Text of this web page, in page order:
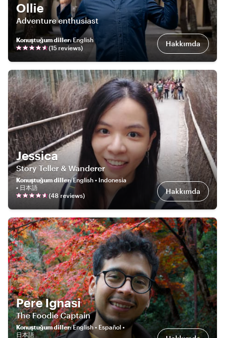
Ollie
Adventure enthusiast
Konuştuğum diller: English
(15 reviews) Hakkımda
Jessica
Story Teller & Wanderer
Konuştuğum diller:English • Indonesia
• 日本語
(48reviews) Hakkımda
Pere Ignasi
The Foodie Captain
Konuştuğum diller:English • Español •
日本語